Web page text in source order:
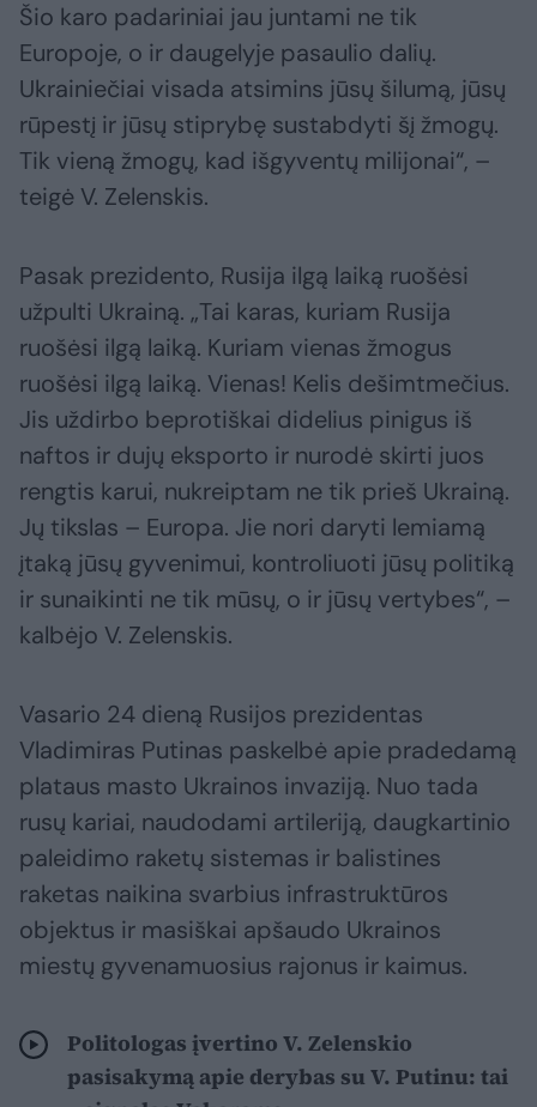
Šio karo padariniai jau juntami ne tik
Europoje, o ir daugelyje pasaulio dalių.
Ukrainiečiai visada atsimins jūsų šilumą, jūsų
rūpestį ir jūsų stiprybę sustabdyti šį žmogų.
Tik vieną žmogų, kad išgyventų milijonai“, –
teigė V. Zelenskis.
Pasak prezidento, Rusija ilgą laiką ruošėsi
užpulti Ukrainą. „Tai karas, kuriam Rusija
ruošėsi ilgą laiką. Kuriam vienas žmogus
ruošėsi ilgą laiką. Vienas! Kelis dešimtmečius.
Jis uždirbo beprotiškai didelius pinigus iš
naftos ir dujų eksporto ir nurodė skirti juos
rengtis karui, nukreiptam ne tik prieš Ukrainą.
Jų tikslas – Europa. Jie nori daryti lemiamą
įtaką jūsų gyvenimui, kontroliuoti jūsų politiką
ir sunaikinti ne tik mūsų, o ir jūsų vertybes“, –
kalbėjo V. Zelenskis.
Vasario 24 dieną Rusijos prezidentas
Vladimiras Putinas paskelbė apie pradedamą
plataus masto Ukrainos invaziją. Nuo tada
rusų kariai, naudodami artileriją, daugkartinio
paleidimo raketų sistemas ir balistines
raketas naikina svarbius infrastruktūros
objektus ir masiškai apšaudo Ukrainos
miestų gyvenamuosius rajonus ir kaimus.
Politologas įvertino V. Zelenskio
pasisakymą apie derybas su V. Putinu: tai